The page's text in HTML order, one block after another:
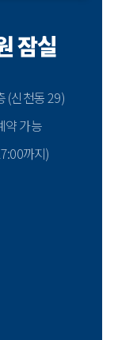
잠실
(신천동 29)
약 가능
까지)